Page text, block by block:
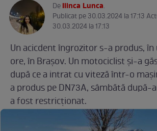
DeIlinca Lunca.
Publicat pe 30.03.2024 la 17:13
30.03.2024 la 17:13
Un acicdent îngrozitor s-a produs,
ore, în Brașov. Un motociclist și-a
după ce a intrat cu viteză într-o
a produs pe DN73A, sâmbătă după-
a fost restricționat.